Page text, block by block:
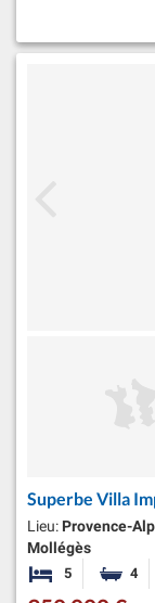
Superbe Villa
Lieu: Provence-
Mollégès
5 Chambres
4